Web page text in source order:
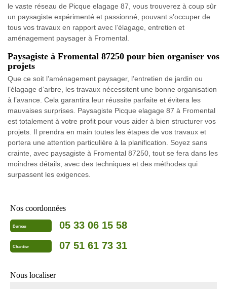
le vaste réseau de Picque elagage 87, vous trouverez à coup sûr
un paysagiste expérimenté et passionné, pouvant s’occuper de
tous vos travaux en rapport avec l’élagage, entretien et
aménagement paysager à Fromental.
Paysagiste à Fromental 87250 pour bien organiser vos
projets
Que ce soit l’aménagement paysager, l’entretien de jardin ou
l’élagage d’arbre, les travaux nécessitent une bonne organisation
à l’avance. Cela garantira leur réussite parfaite et évitera les
mauvaises surprises. Paysagiste Picque elagage 87 à Fromental
est totalement à votre profit pour vous aider à bien structurer vos
projets. Il prendra en main toutes les étapes de vos travaux et
portera une attention particulière à la planification. Soyez sans
crainte, avec paysagiste à Fromental 87250, tout se fera dans les
moindres détails, avec des techniques et des méthodes qui
surpassent les exigences.
Nos coordonnées
Bureau 05 33 06 15 58
Chantier 07 51 61 73 31
Nous localiser